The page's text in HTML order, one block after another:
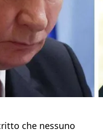
che nessuno